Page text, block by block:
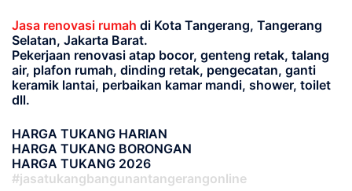
Jasa renovasi rumah di Kota Tangerang, Tangerang
Selatan, Jakarta Barat.
Pekerjaan renovasi atap bocor, genteng retak, talang
air, plafon rumah, dinding retak, pengecatan, ganti
keramik lantai, perbaikan kamar mandi, shower, toilet
dll.
HARGA TUKANG HARIAN
HARGA TUKANG BORONGAN
HARGA TUKANG 2026
#jasatukangbangunantangerangonline